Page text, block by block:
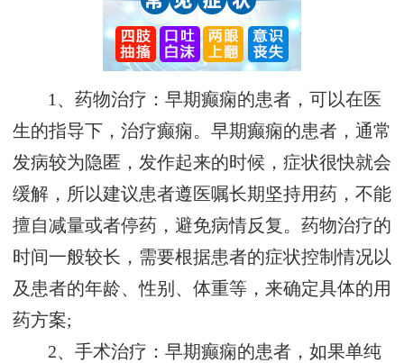
1、药物治疗：早期癫痫的患者，可以在医
生的指导下，治疗癫痫。早期癫痫的患者，通常
发病较为隐匿，发作起来的时候，症状很快就会
缓解，所以建议患者遵医嘱长期坚持用药，不能
擅自减量或者停药，避免病情反复。药物治疗的
时间一般较长，需要根据患者的症状控制情况以
及患者的年龄、性别、体重等，来确定具体的用
药方案;
2、手术治疗：早期癫痫的患者，如果单纯